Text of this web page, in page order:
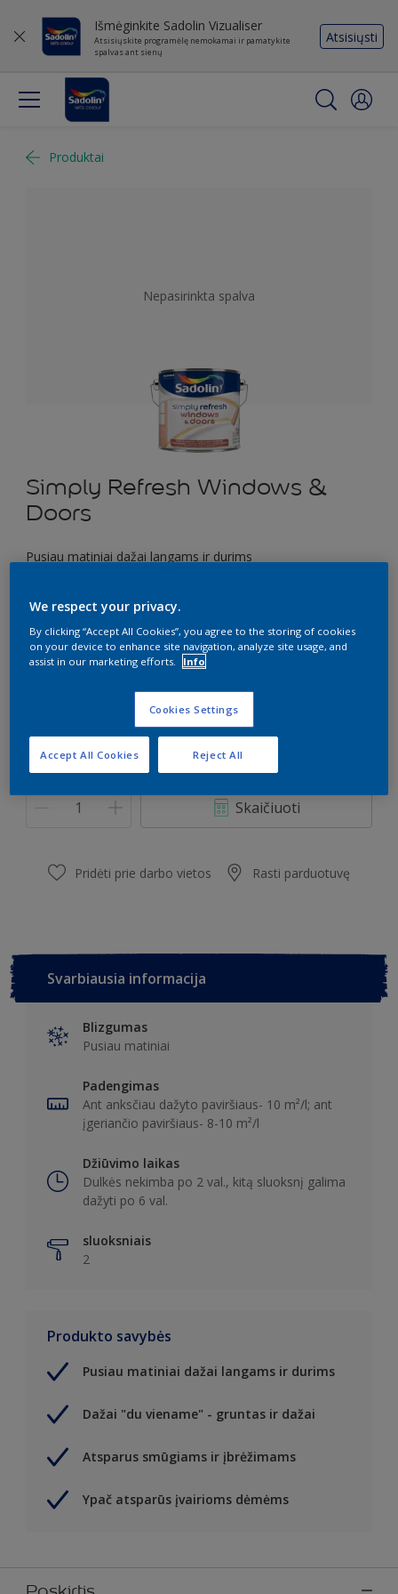
Išmėginkite Sadolin Vizualiser
Atsisiųskite programėlę nemokamai ir pamatykite
spalvas ant sienų
Atsisiųsti
Produktai
Nepasirinkta spalva
Simply Refresh Windows &
Doors
Pusiau matiniai dažai langams ir durims
Pasirinkite spalvą
0.5 L
Kiekis Dažų kiekio skaičiuoklė
Skaičiuoti
Pridėti prie darbo vietos Rasti parduotuvę
Svarbiausia informacija
Blizgumas
Pusiau matiniai
Padengimas
Ant anksčiau dažyto paviršiaus- 10 m²/l; ant
įgeriančio paviršiaus- 8-10 m²/l
Džiūvimo laikas
Dulkės nekimba po 2 val., kitą sluoksnį galima
dažyti po 6 val.
sluoksniais
2
Produkto savybės
Pusiau matiniai dažai langams ir durims
Dažai "du viename" - gruntas ir dažai
Atsparus smūgiams ir įbrėžimams
Ypač atsparūs įvairioms dėmėms
We respect your privacy.
By clicking “Accept All Cookies”, you agree to the storing of cookies
on your device to enhance site navigation, analyze site usage, and
assist in our marketing efforts.
Info
Cookies Settings
Reject All
Accept All Cookies